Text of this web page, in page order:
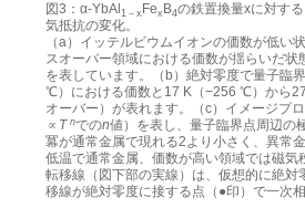
図3：α-YbAl 1－x Fex B4の鉄置換量xに対す
気抵抗の変化。
（a）イッテルビウムイオンの価数が低い
スオーバー領域における価数が揺らいだ
を表しています。（b）絶対零度で量子臨
℃）における価数と17 K（−256 ℃）から
オーバー）が表れます。（c）イメージプ
∝ Tnでのn値）を表し、量子臨界点周辺の
冪が通常金属で現れる2より小さく、異常
低温で通常金属、価数が高い領域では磁
転移線（図下部の実線）は、仮想的に絶
移線が絶対零度に接する点（●印）で一次